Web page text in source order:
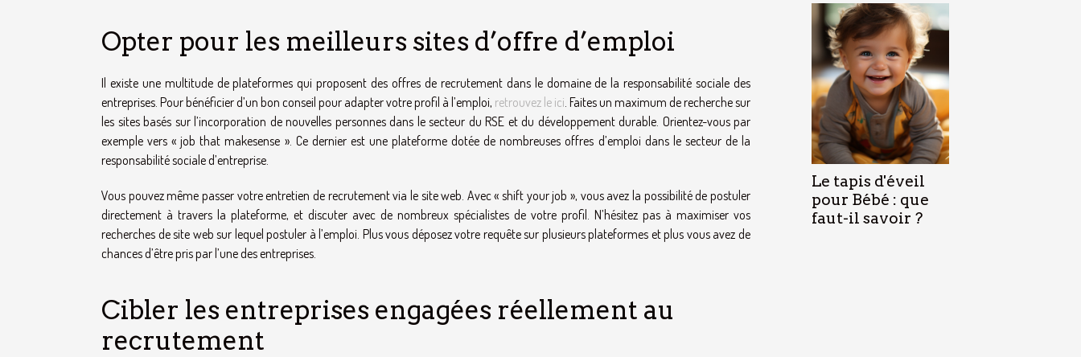
Opter pour les meilleurs sites d’offre d’emploi
Il existe une multitude de plateformes qui proposent des offres de recrutement dans le domaine de la responsabilité sociale des
entreprises. Pour bénéficier d’un bon conseil pour adapter votre profil à l’emploi, retrouvez le ici . Faites un maximum de recherche sur
les sites basés sur l’incorporation de nouvelles personnes dans le secteur du RSE et du développement durable. Orientez-vous par
exemple vers « job that makesense ». Ce dernier est une plateforme dotée de nombreuses offres d’emploi dans le secteur de la
responsabilité sociale d’entreprise.
Vous pouvez même passer votre entretien de recrutement via le site web. Avec « shift your job », vous avez la possibilité de postuler
directement à travers la plateforme, et discuter avec de nombreux spécialistes de votre profil. N’hésitez pas à maximiser vos
recherches de site web sur lequel postuler à l’emploi. Plus vous déposez votre requête sur plusieurs plateformes et plus vous avez de
chances d’être pris par l’une des entreprises.
Cibler les entreprises engagées réellement au
recrutement
Le tapis d'éveil
pour Bébé : que
faut-il savoir ?